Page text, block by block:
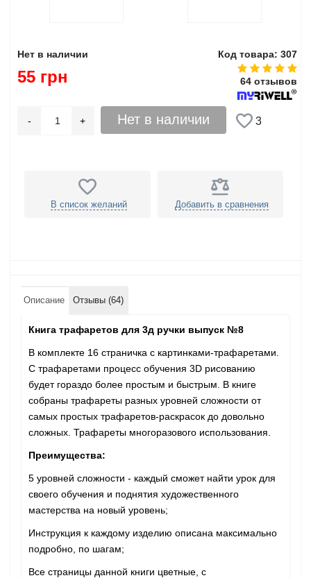
Нет в наличии Код товара: 307
64 отзывов
55 грн
+
- Нет в наличии 3
В список желаний Добавить в сравнения
Описание Отзывы (64)
Книга трафаретов для 3д ручки выпуск №8
В комплекте 16 страничка с картинками-трафаретами.
С трафаретами процесс обучения 3D рисованию
будет гораздо более простым и быстрым. В книге
собраны трафареты разных уровней сложности от
самых простых трафаретов-раскрасок до довольно
сложных. Трафареты многоразового использования.
Преимущества:
5 уровней сложности - каждый сможет найти урок для
своего обучения и поднятия художественного
мастерства на новый уровень;
Инструкция к каждому изделию описана максимально
подробно, по шагам;
Все страницы данной книги цветные, с